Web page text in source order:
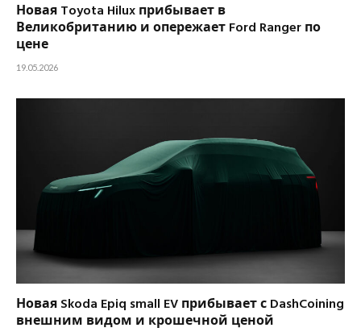
Новая Toyota Hilux прибывает в
Великобританию и опережает Ford Ranger по
цене
19.05.2026
Новая Skoda Epiq small EV прибывает с DashCoining
внешним видом и крошечной ценой